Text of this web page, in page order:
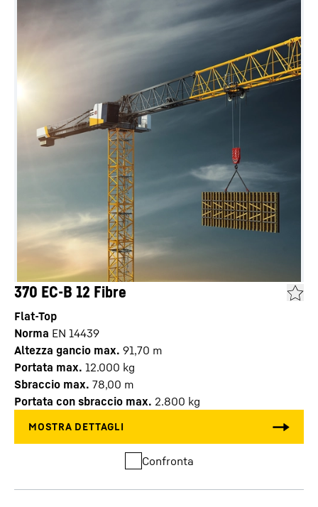
370 EC-B 12 Fibre
Flat-Top
Norma EN 14439
Altezza gancio max. 91,70 m
Portata max. 12.000 kg
Sbraccio max. 78,00 m
Portata con sbraccio max. 2.800 kg
Confronta